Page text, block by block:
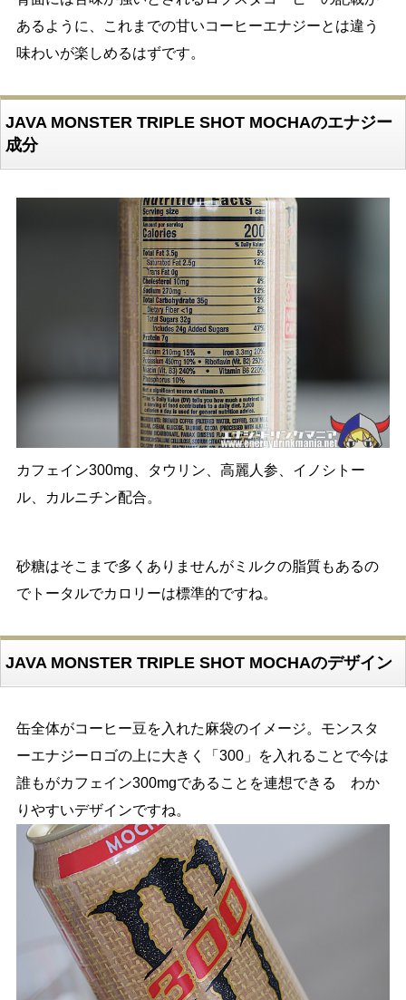
あるように、これまでの甘いコーヒーエナジーとは違う
味わいが楽しめるはずです。
JAVA MONSTER TRIPLE SHOT MOCHAのエナジー
成分
カフェイン300mg、タウリン、高麗人参、イノシトー
ル、カルニチン配合。
砂糖はそこまで多くありませんがミルクの脂質もあるの
でトータルでカロリーは標準的ですね。
JAVA MONSTER TRIPLE SHOT MOCHAのデザイン
缶全体がコーヒー豆を入れた麻袋のイメージ。モンスタ
ーエナジーロゴの上に大きく「300」を入れることで今は
誰もがカフェイン300mgであることを連想できる わか
りやすいデザインですね。